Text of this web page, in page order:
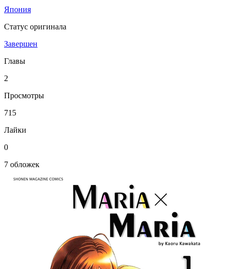
Япония
Статус оригинала
Завершен
Главы
2
Просмотры
715
Лайки
0
7 обложек